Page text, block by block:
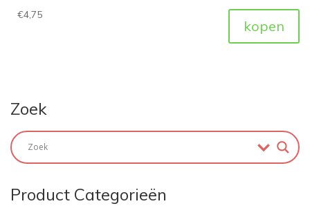
€4,75
kopen
Zoek
Product Categorieën